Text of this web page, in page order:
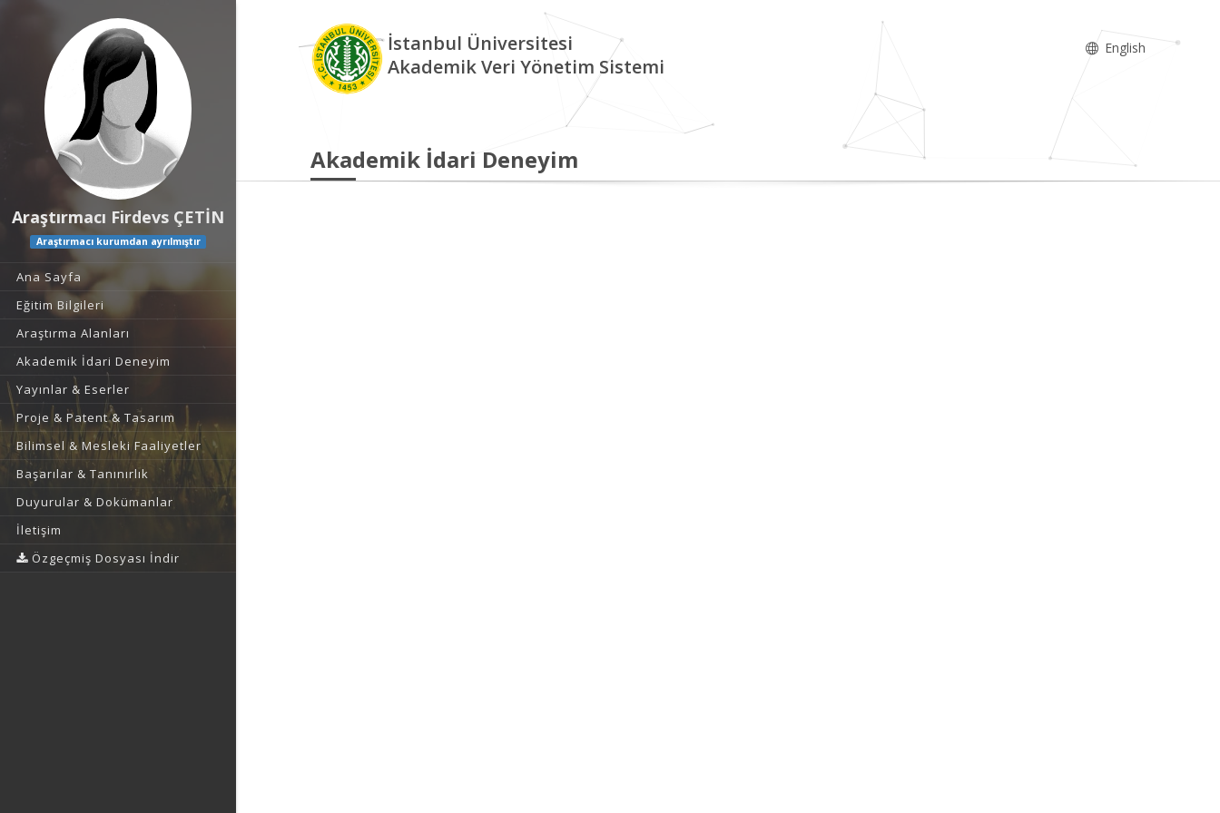
Araştırmacı Firdevs ÇETİN
Araştırmacı kurumdan ayrılmıştır
Ana Sayfa
Eğitim Bilgileri
Araştırma Alanları
Akademik İdari Deneyim
Yayınlar & Eserler
Proje & Patent & Tasarım
Bilimsel & Mesleki Faaliyetler
Başarılar & Tanınırlık
Duyurular & Dokümanlar
İletişim
Özgeçmiş Dosyası İndir
İstanbul Üniversitesi
Akademik Veri Yönetim Sistemi
English
Akademik İdari Deneyim